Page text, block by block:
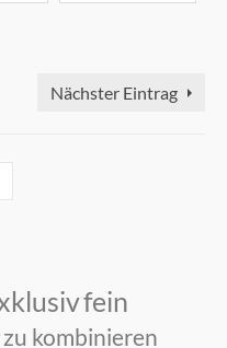
Nächster Eintrag
fein
kombinieren